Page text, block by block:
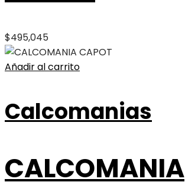
$495,045
Añadir al carrito
Calcomanias
CALCOMANIA